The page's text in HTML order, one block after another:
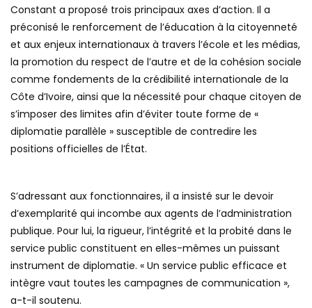
Constant a proposé trois principaux axes d’action. Il a
préconisé le renforcement de l’éducation à la citoyenneté
et aux enjeux internationaux à travers l’école et les médias,
la promotion du respect de l’autre et de la cohésion sociale
comme fondements de la crédibilité internationale de la
Côte d’Ivoire, ainsi que la nécessité pour chaque citoyen de
s’imposer des limites afin d’éviter toute forme de «
diplomatie parallèle » susceptible de contredire les
positions officielles de l’État.
S’adressant aux fonctionnaires, il a insisté sur le devoir
d’exemplarité qui incombe aux agents de l’administration
publique. Pour lui, la rigueur, l’intégrité et la probité dans le
service public constituent en elles-mêmes un puissant
instrument de diplomatie. « Un service public efficace et
intègre vaut toutes les campagnes de communication »,
a-t-il soutenu.